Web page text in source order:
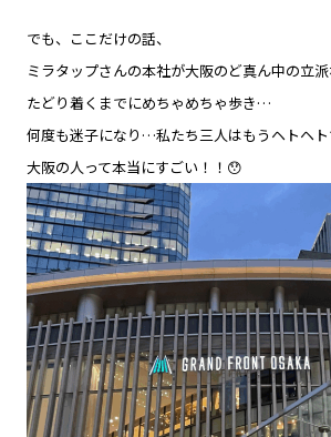
でも、ここだけの話、
ミラタップさんの本社が大阪のど真ん中の立派
たどり着くまでにめちゃめちゃ歩き…
何度も迷子になり…私たち三人はもうヘトヘト
大阪の人って本当にすごい！！😯